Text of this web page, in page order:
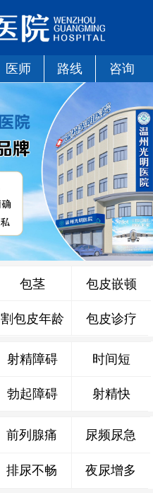
医师 路线 咨询
包茎
割包皮年龄
包皮嵌顿
包皮诊疗
射精障碍
勃起障碍
时间短
射精快
前列腺痛 尿频尿急
排尿不畅 夜尿增多